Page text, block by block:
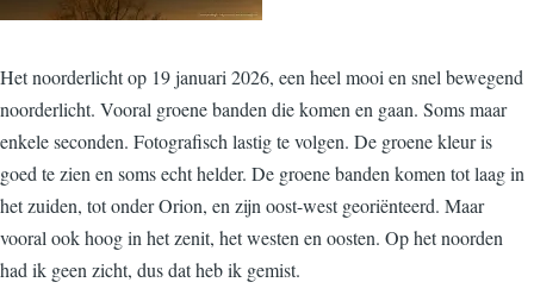
Het noorderlicht op 19 januari 2026, een heel mooi en snel bewegend
noorderlicht. Vooral groene banden die komen en gaan. Soms maar
enkele seconden. Fotografisch lastig te volgen. De groene kleur is
goed te zien en soms echt helder. De groene banden komen tot laag in
het zuiden, tot onder Orion, en zijn oost-west georiënteerd. Maar
vooral ook hoog in het zenit, het westen en oosten. Op het noorden
had ik geen zicht, dus dat heb ik gemist.